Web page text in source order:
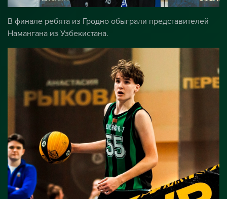
В финале ребята из Гродно обыграли представителей
Намангана из Узбекистана.